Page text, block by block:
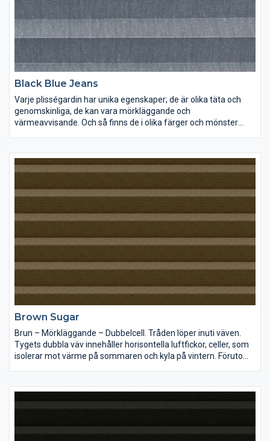
Black Blue Jeans
Varje plisségardin har unika egenskaper; de är olika täta och
genomskinliga, de kan vara mörkläggande och
värmeavvisande. Och så finns de i olika färger och mönster
Brown Sugar
Brun – Mörkläggande – Dubbelcell. Tråden löper inuti väven.
Tygets dubbla väv innehåller horisontella luftfickor, celler, som
isolerar mot värme på sommaren och kyla på vintern. Förutom